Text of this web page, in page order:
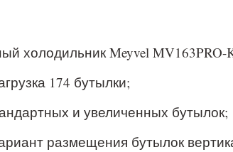
холодильник Meyvel
174 бутылки;
и увеличенных бутылок;
размещения бутылок